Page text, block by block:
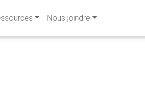
Nous joindre